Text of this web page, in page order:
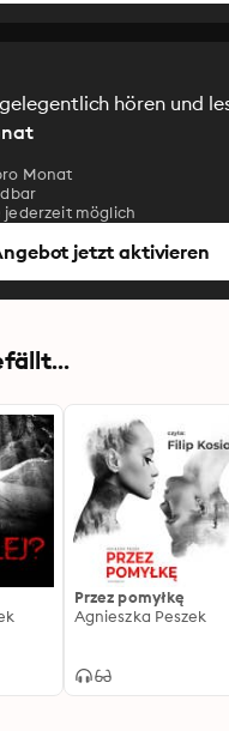
hören und
Monat
möglich
jetzt aktivieren
Przez pomyłkę
Agnieszka Peszek